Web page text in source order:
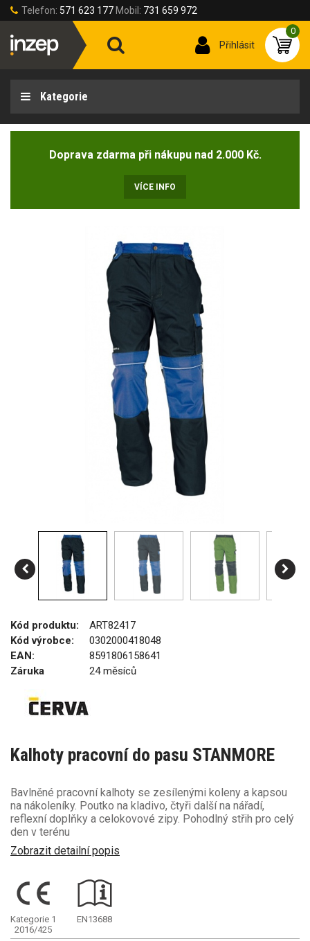
Telefon: 571 623 177 Mobil: 731 659 972
Přihlásit
0
Kategorie
Doprava zdarma při nákupu nad 2.000 Kč.
VÍCE INFO
Kód produktu:
ART82417
Kód výrobce:
0302000418048
EAN:
8591806158641
Záruka
24 měsíců
Kalhoty pracovní do pasu STANMORE
Bavlněné pracovní kalhoty se zesílenými koleny a kapsou
na nákoleníky. Poutko na kladivo, čtyři další na nářadí,
reflexní doplňky a celokovové zipy. Pohodlný střih pro celý
den v terénu
Zobrazit detailní popis
Kategorie 1
2016/425
EN13688